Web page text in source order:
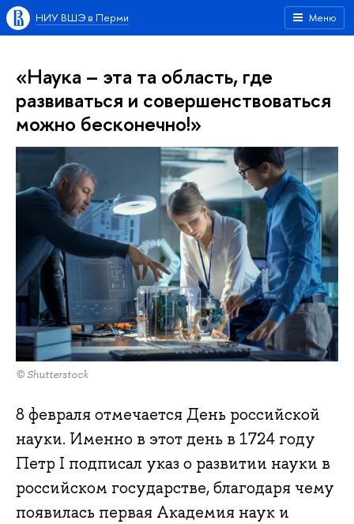
Меню
НИУ ВШЭ в Перми
«Наука – эта та область, где
развиваться и совершенствоваться
можно бесконечно!»
© Shutterstock
8 февраля отмечается День российской
науки. Именно в этот день в 1724 году
Петр I подписал указ о развитии науки в
российском государстве, благодаря чему
появилась первая Академия наук и